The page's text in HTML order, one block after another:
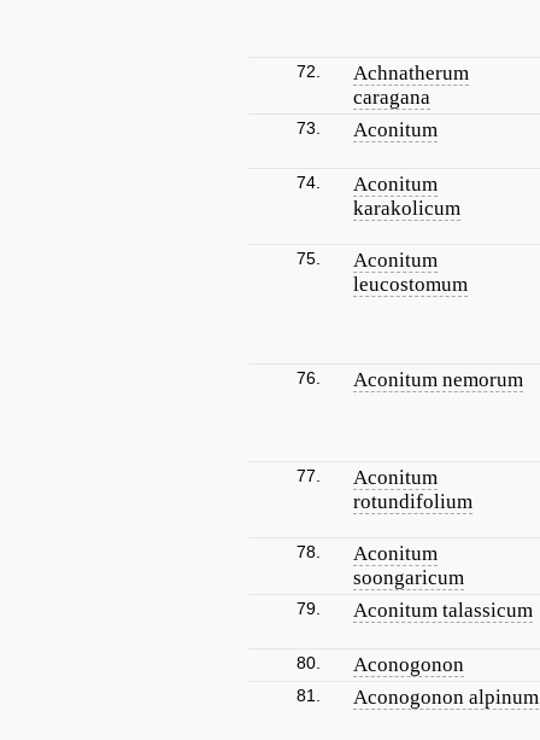
72.
Achnatherum
caragana
73. Aconitum
74.
Aconitum
karakolicum
75.
Aconitum
leucostomum
76. Aconitum nemorum
77.
Aconitum
rotundifolium
78.
Aconitum
soongaricum
79. Aconitum talassicum
80. Aconogonon
81. Aconogonon alpinum